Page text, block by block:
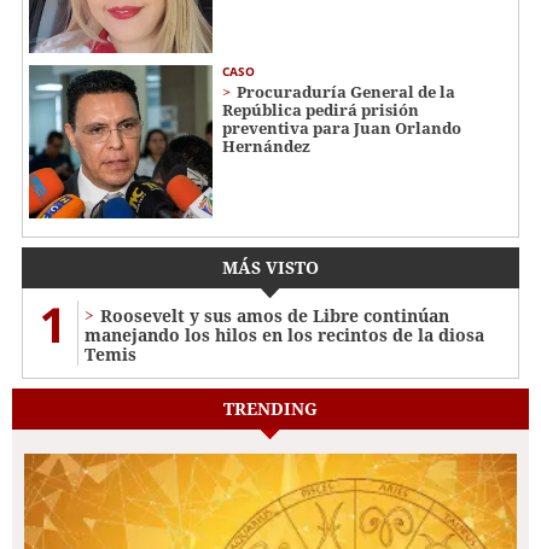
CASO
Procuraduría General de la
República pedirá prisión
preventiva para Juan Orlando
Hernández
MÁS VISTO
1
Roosevelt y sus amos de Libre continúan
manejando los hilos en los recintos de la diosa
Temis
TRENDING